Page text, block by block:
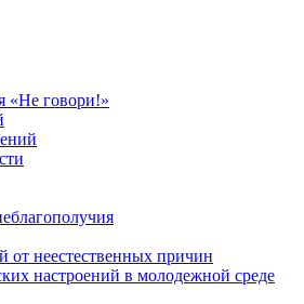
«Не говори!»
от неестественных причин
настроений в молодежной среде